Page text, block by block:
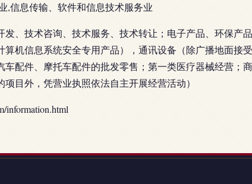
,信息传输、软件和信息技术服务业
、技术咨询、技术服务、技术转让；电子产品、环保产
机信息系统安全专用产品），通讯设备（除广播地面接
配件、摩托车配件的批发零售；第一类医疗器械经营；
目外，凭营业执照依法自主开展经营活动）
information.html